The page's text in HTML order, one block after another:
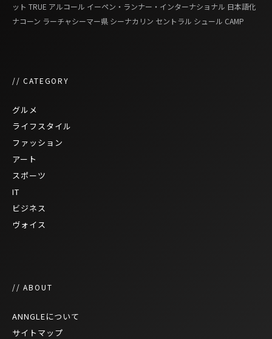
ット TRUE アルコール イーペン・ランナー・インターナショナル 日本語化
ナコーン ラーチャシーマー県 シーナカリン セントラル シュール CAMP
// CATEGORY
グルメ
ライフスタイル
ファッション
アート
スポーツ
IT
ビジネス
ヴォイス
// ABOUT
ANNGLEについて
サイトマップ